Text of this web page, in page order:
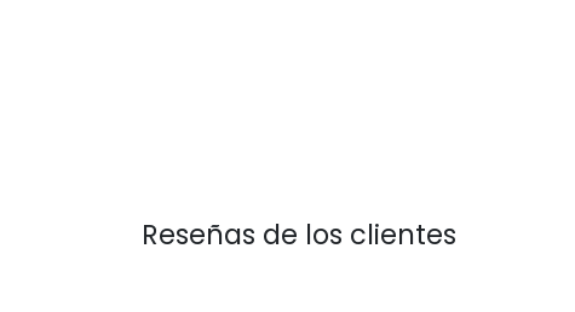
Reseñas de los clientes